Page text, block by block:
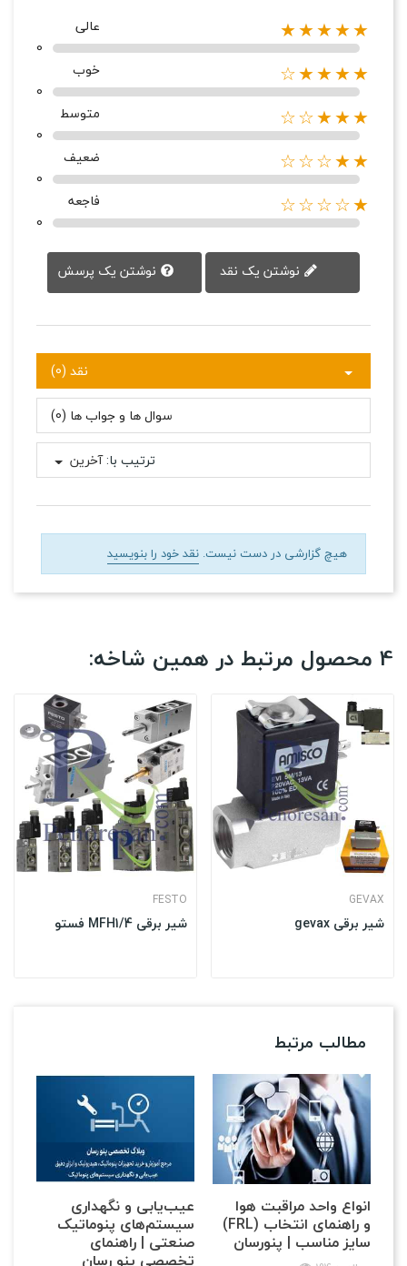
★★★★★
عالی
0
★★★★☆
خوب
0
★★★☆☆
متوسط
0
★★☆☆☆
ضعیف
0
★☆☆☆☆
فاجعه
0
نوشتن یک پرسش
نقد (0)
سوال ها و جواب ها (0)
ترتیب با:آخرین
هیچ گزارشی در دست نیست. نقد خود را بنویسید
4 محصول مرتبط در همین شاخه:
FESTO
شیر برقی MFH1/4 فستو
GEVAX
شیر برقی gevax
مطالب مرتبط
عیب‌یابی و نگهداری
سیستم‌های پنوماتیک
صنعتی | راهنمای
تخصصی پنو رسان
انواع واحد مراقبت هوا
(FRL) و راهنمای انتخاب
سایز مناسب | پنو‌رسان